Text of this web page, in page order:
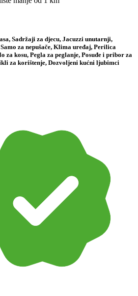
Sadržaji za djecu, Jacuzzi unutarnji,
za nepušače, Klima uređaj, Perilica
za kosu, Pegla za peglanje, Posuđe i pribor za
za korištenje, Dozvoljeni kućni ljubimci